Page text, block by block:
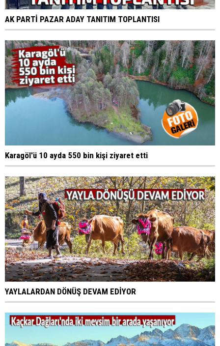
AK PARTİ PAZAR ADAY TANITIM TOPLANTISI
Karagöl'ü 10 ayda 550 bin kişi ziyaret etti
YAYLALARDAN DÖNÜŞ DEVAM EDİYOR